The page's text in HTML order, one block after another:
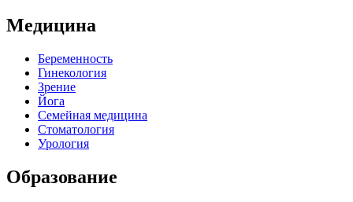
Медицина
Беременность
Гинекология
Зрение
Йога
Семейная медицина
Стоматология
Урология
Образование